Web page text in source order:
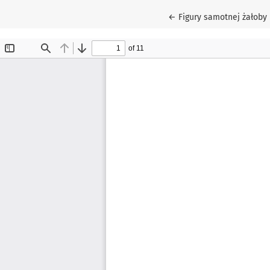
← Return to Article Details
Figury samotnej żałoby